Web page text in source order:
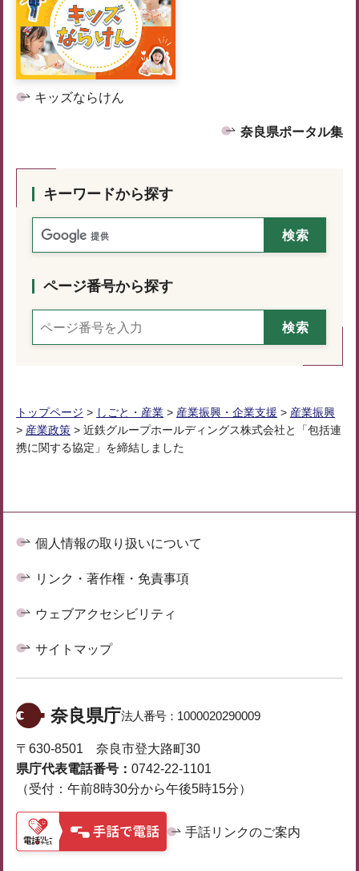
キッズならけん
奈良県ポータル集
キーワードから探す
ページ番号から探す
トップページ > しごと・産業 > 産業振興・企業支援 > 産業振興
> 産業政策 > 近鉄グループホールディングス株式会社と「包括連
携に関する協定」を締結しました
個人情報の取り扱いについて
リンク・著作権・免責事項
ウェブアクセシビリティ
サイトマップ
奈良県庁法人番号： 1000020290009
〒630-8501 奈良市登大路町30
県庁代表電話番号： 0742-22-1101
（受付：午前8時30分から午後5時15分）
手話リンクのご案内